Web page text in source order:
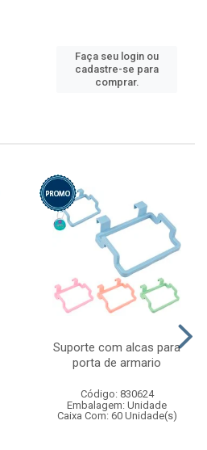
Faça seu login ou
cadastre-se para
comprar.
Suporte com alcas para
porta de armario
Código: 830624
Embalagem: Unidade
Caixa Com: 60 Unidade(s)